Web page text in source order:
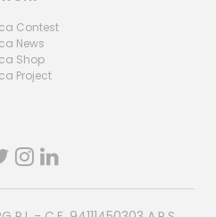
Contest
News
Shop
Project